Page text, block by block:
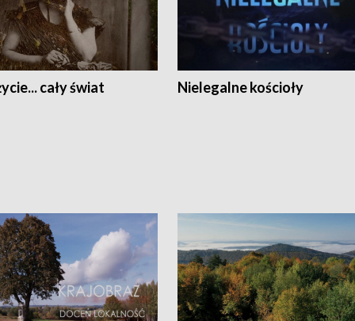
cały świat Nielegalne kościoły